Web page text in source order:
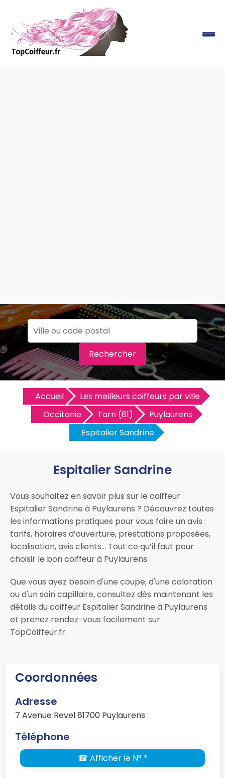
Rechercher
Accueil
Les meilleurs coiffeurs par ville
Occitanie
Tarn (81)
Puylaurens
Espitalier Sandrine
Espitalier Sandrine
Vous souhaitez en savoir plus sur le coiffeur
Espitalier Sandrine à Puylaurens ? Découvrez toutes
les informations pratiques pour vous faire un avis :
tarifs, horaires d’ouverture, prestations proposées,
localisation, avis clients… Tout ce qu’il faut pour
choisir le bon coiffeur à Puylaurens.
Que vous ayez besoin d'une coupe, d'une coloration
ou d'un soin capillaire, consultez dès maintenant les
détails du coiffeur Espitalier Sandrine à Puylaurens
et prenez rendez-vous facilement sur
TopCoiffeur.fr.
Coordonnées
Adresse
7 Avenue Revel 81700 Puylaurens
Téléphone
☎ Afficher le N° *